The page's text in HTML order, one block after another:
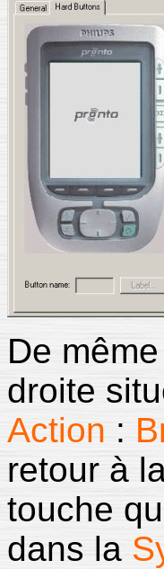
De
droite
Action :
retour à
touche
dans la